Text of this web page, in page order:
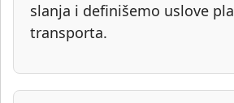
slanja i definišemo uslove
transporta.